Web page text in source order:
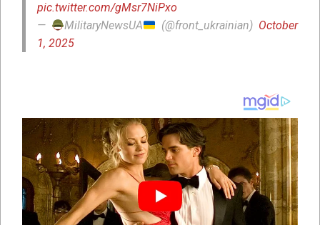
pic.twitter.com/gMsr7NiPxo
—
MilitaryNewsUA (@front_ukrainian) October
1, 2025